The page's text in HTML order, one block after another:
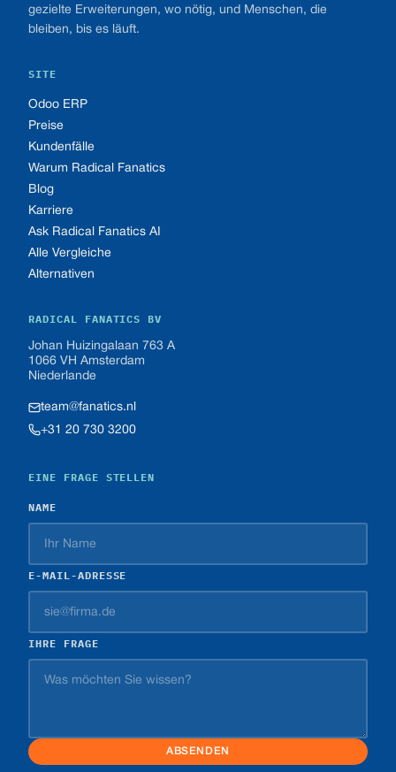
gezielte Erweiterungen, wo nötig, und Menschen, die
bleiben, bis es läuft.
SITE
Odoo ERP
Preise
Kundenfälle
Warum Radical Fanatics
Blog
Karriere
Ask Radical Fanatics AI
Alle Vergleiche
Alternativen
RADICAL FANATICS BV
Johan Huizingalaan 763 A
1066 VH Amsterdam
Niederlande
team@fanatics.nl
+31 20 730 3200
EINE FRAGE STELLEN
NAME
E-MAIL-ADRESSE
IHRE FRAGE
ABSENDEN